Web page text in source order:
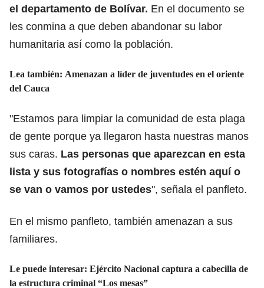
el departamento de Bolívar. En el documento se
les conmina a que deben abandonar su labor
humanitaria así como la población.
Lea también: Amenazan a líder de juventudes en el oriente
del Cauca
"Estamos para limpiar la comunidad de esta plaga
de gente porque ya llegaron hasta nuestras manos
sus caras. Las personas que aparezcan en esta
lista y sus fotografías o nombres estén aquí o
se van o vamos por ustedes", señala el panfleto.
En el mismo panfleto, también amenazan a sus
familiares.
Le puede interesar: Ejército Nacional captura a cabecilla de
la estructura criminal “Los mesas”